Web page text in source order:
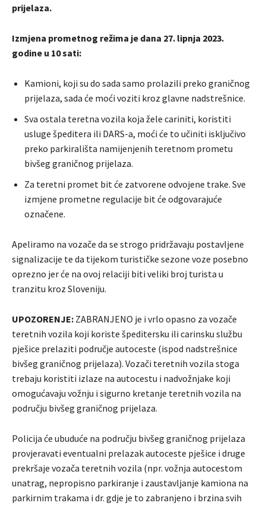
prijelaza.
Izmjena prometnog režima je dana 27. lipnja 2023.
godine u 10 sati:
Kamioni, koji su do sada samo prolazili preko graničnog
prijelaza, sada će moći voziti kroz glavne nadstrešnice.
Sva ostala teretna vozila koja žele cariniti, koristiti
usluge špeditera ili DARS-a, moći će to učiniti isključivo
preko parkirališta namijenjenih teretnom prometu
bivšeg graničnog prijelaza.
Za teretni promet bit će zatvorene odvojene trake. Sve
izmjene prometne regulacije bit će odgovarajuće
označene.
Apeliramo na vozače da se strogo pridržavaju postavljene
signalizacije te da tijekom turističke sezone voze posebno
oprezno jer će na ovoj relaciji biti veliki broj turista u
tranzitu kroz Sloveniju.
UPOZORENJE: ZABRANJENO je i vrlo opasno za vozače
teretnih vozila koji koriste špeditersku ili carinsku službu
pješice prelaziti područje autoceste (ispod nadstrešnice
bivšeg graničnog prijelaza). Vozači teretnih vozila stoga
trebaju koristiti izlaze na autocestu i nadvožnjake koji
omogućavaju vožnju i sigurno kretanje teretnih vozila na
području bivšeg graničnog prijelaza.
Policija će ubuduće na području bivšeg graničnog prijelaza
provjeravati eventualni prelazak autoceste pješice i druge
prekršaje vozača teretnih vozila (npr. vožnja autocestom
unatrag, nepropisno parkiranje i zaustavljanje kamiona na
parkirnim trakama i dr. gdje je to zabranjeno i brzina svih